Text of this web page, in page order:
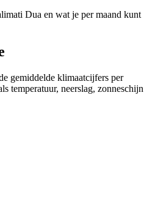
Dua en wat je per maand kunt
gemiddelde klimaatcijfers per
temperatuur, neerslag, zonneschijn